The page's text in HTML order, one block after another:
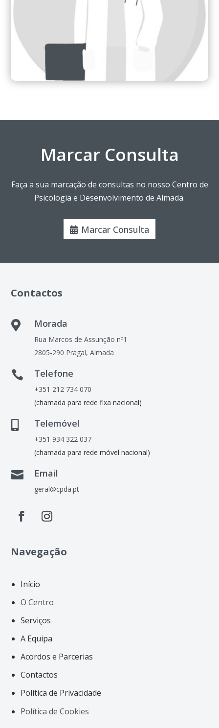
Marcar Consulta
Faça a sua marcação de consultas no nosso Centro de
Psicologia e Desenvolvimento de Almada.
Marcar Consulta
Contactos
 Morada
Rua Marcos de Assunção nº1
2805-290 Pragal, Almada
 Telefone
+351 212 734 070
(chamada para rede fixa nacional)
Telemóvel
+351 934 322 037
(chamada para rede móvel nacional)
 Email
geral@cpda.pt
Navegação
Início
O Centro
Serviços
A Equipa
Acordos e Parcerias
Contactos
Política de Privacidade
Política de Cookies